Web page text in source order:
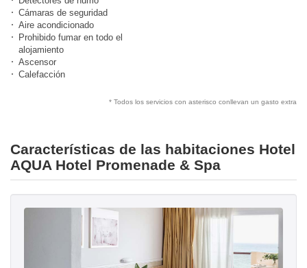
Cámaras de seguridad
Aire acondicionado
Prohibido fumar en todo el
alojamiento
Ascensor
Calefacción
* Todos los servicios con asterisco conllevan un gasto extra
Características de las habitaciones Hotel
AQUA Hotel Promenade & Spa